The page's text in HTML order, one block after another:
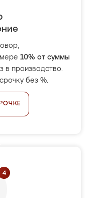
10% от суммы
в производство.
без %.